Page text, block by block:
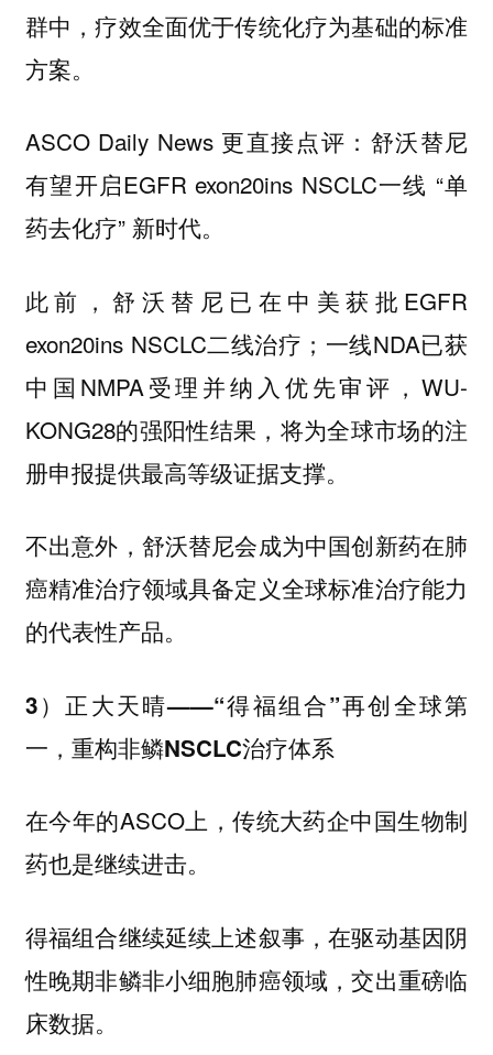
群中，疗效全面优于传统化疗为基础的标准
方案。
ASCO Daily News 更直接点评：舒沃替尼
有望开启EGFR exon20ins NSCLC一线 “单
药去化疗” 新时代。
此前，舒沃替尼已在中美获批EGFR
exon20ins NSCLC二线治疗；一线NDA已获
中国NMPA受理并纳入优先审评，WU-
KONG28的强阳性结果，将为全球市场的注
册申报提供最高等级证据支撑。
不出意外，舒沃替尼会成为中国创新药在肺
癌精准治疗领域具备定义全球标准治疗能力
的代表性产品。
3）正大天晴——“得福组合”再创全球第
一，重构非鳞NSCLC治疗体系
在今年的ASCO上，传统大药企中国生物制
药也是继续进击。
得福组合继续延续上述叙事，在驱动基因阴
性晚期非鳞非小细胞肺癌领域，交出重磅临
床数据。